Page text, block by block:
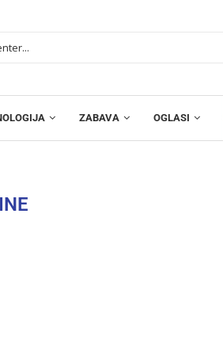
ZABAVA OGLASI